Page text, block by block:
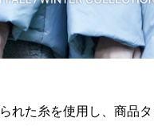
れた糸を使用し、商品